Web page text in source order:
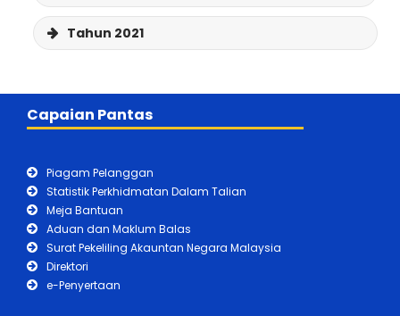
Majlis Sambutan Hari Inovasi dan
Majlis Penyerahan Projek Kampung
Angkat Madani
Himpunan Solidariti JANM Bersama
Palestin
Kunjungan Hormat Daripada Charted
Tahun 2021
Capaian Pantas
Piagam Pelanggan
Statistik Perkhidmatan Dalam Talian
Meja Bantuan
Aduan dan Maklum Balas
Surat Pekeliling Akauntan Negara Malaysia
Direktori
e-Penyertaan